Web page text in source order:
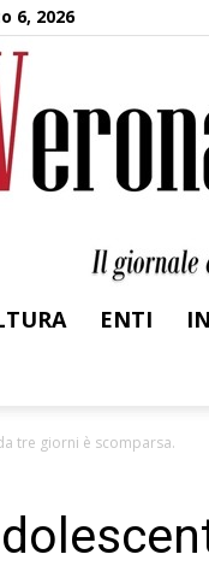
6, 2026
ENTI
tre giorni è scomparsa.